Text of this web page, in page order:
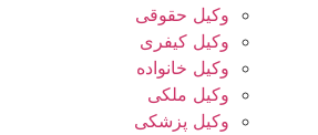
وکیل حقوقی
وکیل کیفری
وکیل خانواده
وکیل ملکی
وکیل پزشکی